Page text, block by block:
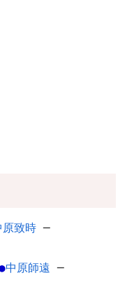
原致時 ─
中原師遠 ─